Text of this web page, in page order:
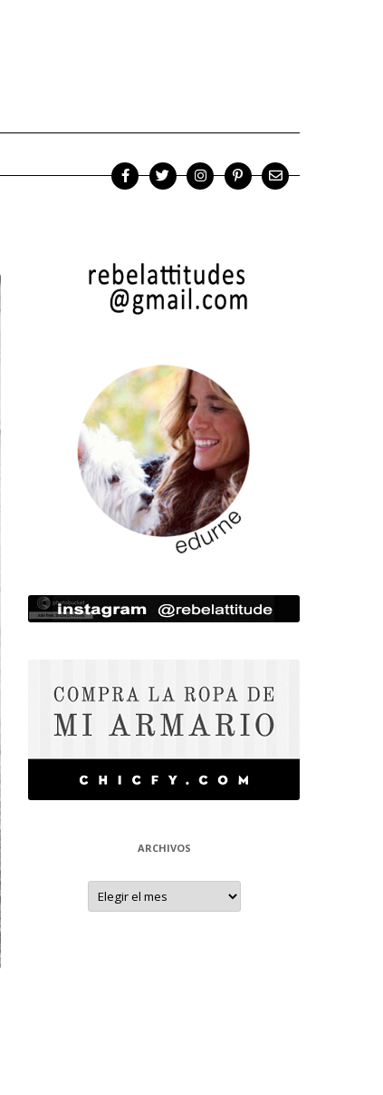
ARCHIVOS
Archivos